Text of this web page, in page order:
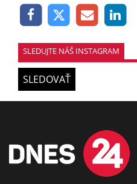
SLEDUJTE NÁŠ INSTAGRAM
SLEDOVAŤ